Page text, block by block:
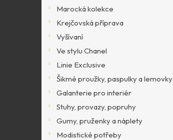
Marocká kolekce
Krejčovská příprava
Vyšívaní
Ve stylu Chanel
Linie Exclusive
Šikmé proužky, paspulky a lemovky
Galanterie pro interiér
Stuhy, provazy, popruhy
Gumy, pruženky a náplety
Modistické potřeby